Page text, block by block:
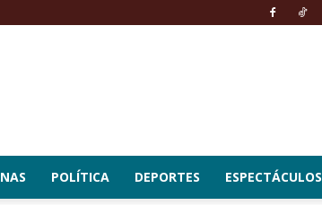
POLÍTICA DEPORTES ESPECTÁCULOS